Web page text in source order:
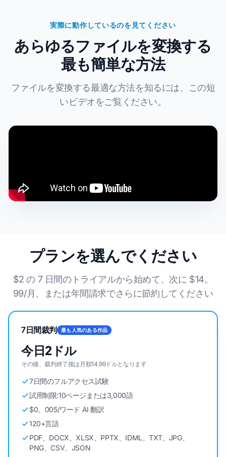
実際に動作しているのを見てください
あらゆるファイルを変換する
最も簡単な方法
ファイルを変換する最適な方法を知るには、この短
いビデオをご覧ください。
プランを選んでください
$2 の 7 日間のトライアルから始めて、次に $14。
99/月、または年間請求でさらに節約してください
7日間裁判 最も人気のある作品
今日2ドル
その後、裁判終了後は月額14.99ドルとなります
7日間のフルアクセス試験
試用制限:10ページまたは3,000語
$0。005/ワード AI 翻訳
120+言語
PDF、DOCX、XLSX、PPTX、IDML、TXT、JPG、
PNG、CSV、JSON